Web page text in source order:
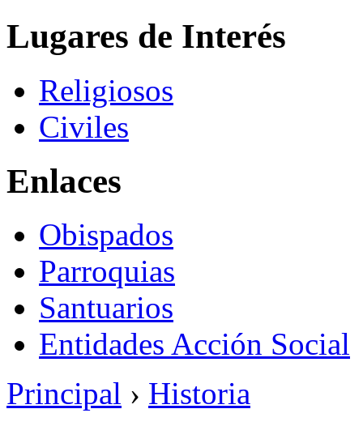
Lugares de Interés
Religiosos
Civiles
Enlaces
Obispados
Parroquias
Santuarios
Entidades Acción Social
Principal › Historia